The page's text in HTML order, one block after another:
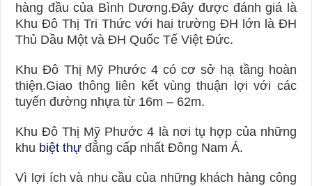
hàng đầu của Bình Dương.Đây được đánh giá là
Khu Đô Thị Tri Thức với hai trường ĐH lớn là ĐH
Thủ Dầu Một và ĐH Quốc Tế Việt Đức.
Khu Đô Thị Mỹ Phước 4 có cơ sở hạ tầng hoàn
thiện.Giao thông liên kết vùng thuận lợi với các
tuyến đường nhựa từ 16m – 62m.
Khu Đô Thị Mỹ Phước 4 là nơi tụ hợp của những
khu biệt thự đẳng cấp nhất Đông Nam Á.
Vì lợi ích và nhu cầu của những khách hàng công